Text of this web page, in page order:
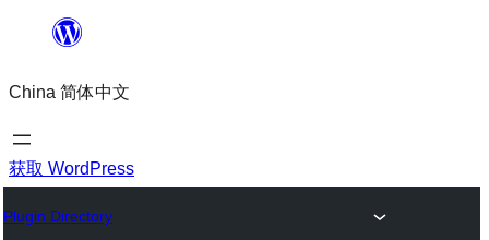
内
容
China 简体中文
获取 WordPress
Plugin Directory